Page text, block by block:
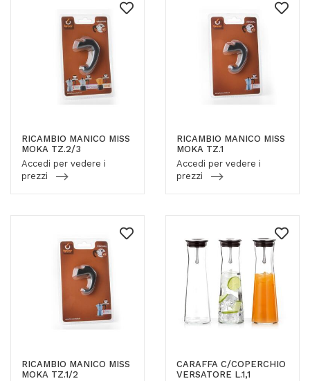
RICAMBIO MANICO MISS
MOKA TZ.2/3
Accedi per vedere i
prezzi
RICAMBIO MANICO MISS
MOKA TZ.1
Accedi per vedere i
prezzi
RICAMBIO MANICO MISS
MOKA TZ.1/2
CARAFFA C/COPERCHIO
VERSATORE L.1,1